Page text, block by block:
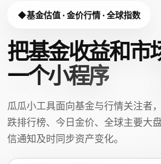
基金估值 · 金价行情 · 全球指数
把基金收益和市
一个小程序
瓜瓜小工具面向基金与行情关注者
跌排行榜、今日金价、全球主要大
信通知及时同步资产变化。